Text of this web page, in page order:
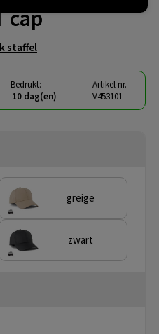
cap
staffel
Bedrukt:
10 dag(en)
Artikel nr.
V453101
greige
zwart